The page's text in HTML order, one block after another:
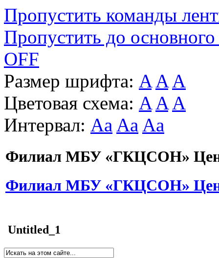
Пропустить команды
Пропустить до основного
OFF
Размер шрифта: A A A
Цветовая схема: A A A
Интервал: Aa Aa Aa
Филиал МБУ «ГКЦСОН»
Филиал МБУ «ГКЦСОН»
Untitled_1